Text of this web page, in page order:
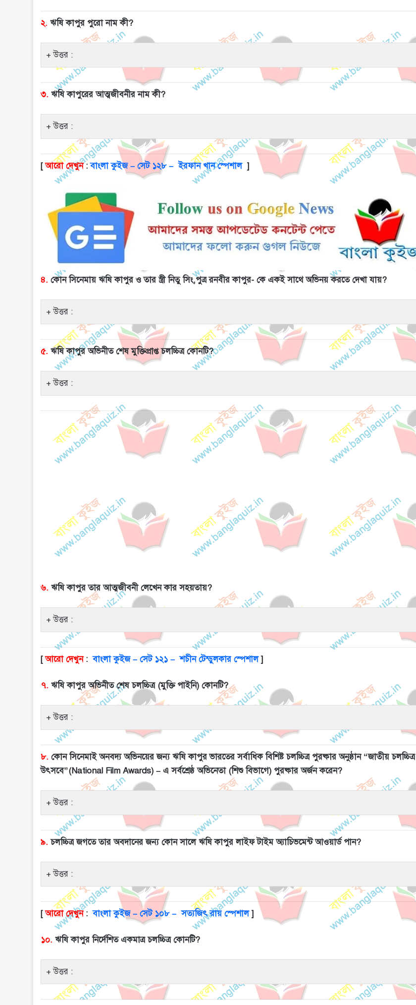
২.ঋষি কাপুর পুরো নাম কী?
উত্তর :
৩. ঋষি কাপুরের আত্মজীবনীর নাম কী?
উত্তর :
[আরো দেখুন:বাংলা কুইজ – সেট ১২৮ – ইরফান খান স্পেশাল ]
৪. কোন সিনেমায় ঋষি কাপুর ও তার স্ত্রী নিতু সিং,পুত্র রনবীর কাপুর- কে একই সাথে অভিনয় করতে দেখা যায়?
উত্তর :
৫. ঋষি কাপুর অভিনীত শেষ মুক্তিপ্রাপ্ত চলচ্চিত্র কোনটি?
উত্তর :
৬. ঋষি কাপুর তার আত্মজীবনী লেখেন কার সহয়তায়?
উত্তর :
[আরো দেখুন:বাংলা কুইজ – সেট ১২১ – শচীন টেন্ডুলকার স্পেশাল]
৭. ঋষি কাপুর অভিনীত শেষ চলচ্চিত্র (মুক্তি পাইনি) কোনটি?
উত্তর :
৮. কোন সিনেমাই অনবদ্য অভিনয়ের জন্য ঋষি কাপুর ভারতের সর্বাধিক বিশিষ্ট চলচ্চিত্র পুরষ্কার অনুষ্ঠান “জাতীয় চলচ্চিত্র
উৎসবে”(National Film Awards) – এ সর্বশ্রেষ্ঠ অভিনেতা (শিশু বিভাগে) পুরষ্কার অর্জন করেন?
উত্তর :
৯. চলচ্চিত্র জগতে তার অবদানের জন্য কোন সালে ঋষি কাপুর লাইফ টাইম অ্যাচিভমেন্ট আওয়ার্ড পান?
উত্তর :
[আরো দেখুন:বাংলা কুইজ – সেট ১০৮ – সত্যজিৎ রায় স্পেশাল]
১০. ঋষি কাপুর নির্দেশিত একমাত্র চলচ্চিত্র কোনটি?
উত্তর :